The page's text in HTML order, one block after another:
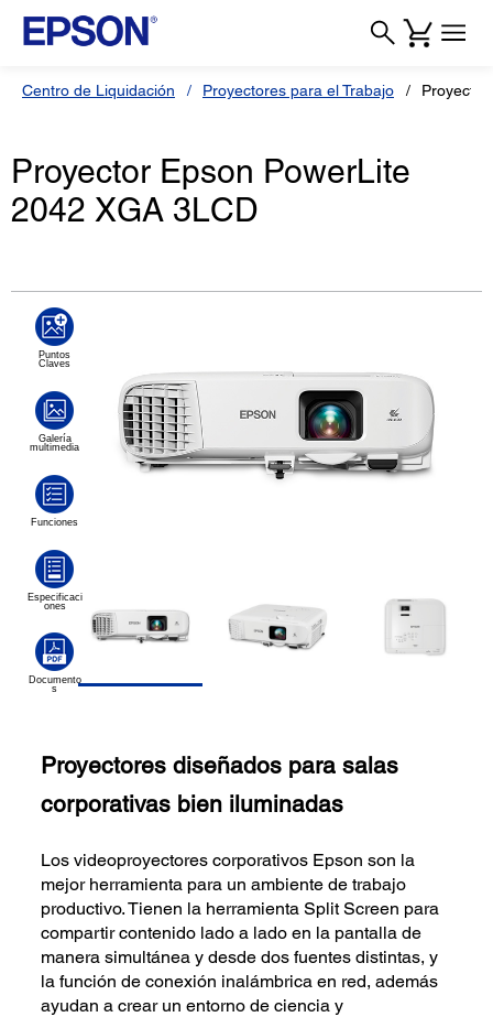
Centro de Liquidación Proyectores para el Trabajo Proyector
Proyector Epson PowerLite
2042 XGA 3LCD
Proyectores diseñados para salas
corporativas bien iluminadas
Los videoproyectores corporativos Epson son la
mejor herramienta para un ambiente de trabajo
productivo. Tienen la herramienta Split Screen para
compartir contenido lado a lado en la pantalla de
manera simultánea y desde dos fuentes distintas, y
la función de conexión inalámbrica en red, además
ayudan a crear un entorno de ciencia y